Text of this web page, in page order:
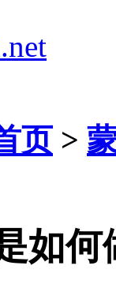
页>
如何